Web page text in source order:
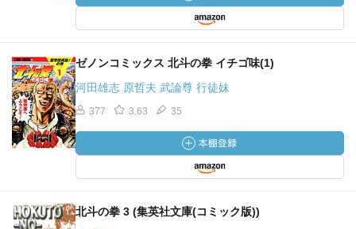
ゼノンコミックス 北斗の拳 イチゴ味(1)
河田雄志 原哲夫 武論尊 行徒妹
377 3.63 35
北斗の拳 3 (集英社文庫(コミック版))